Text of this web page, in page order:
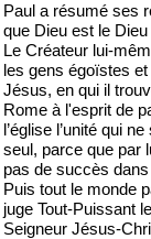
Paul a résumé ses
que Dieu est le
Le Créateur lui-
les gens égoïstes
Jésus, en qui il
Rome à l'esprit de
l’église l’unité qui
seul, parce que par
pas de succès
Puis tout le monde
juge Tout-Puissant
Seigneur Jésus-